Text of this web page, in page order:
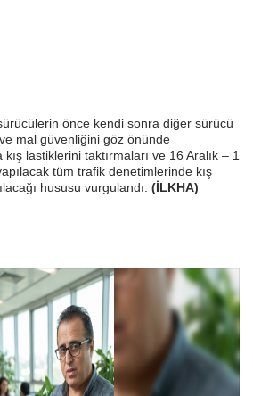
önce kendi sonra diğer sürücü
mal güvenliğini göz önünde
lastiklerini taktırmaları ve 16 Aralık – 1
tüm trafik denetimlerinde kış
hususu vurgulandı. (İLKHA)